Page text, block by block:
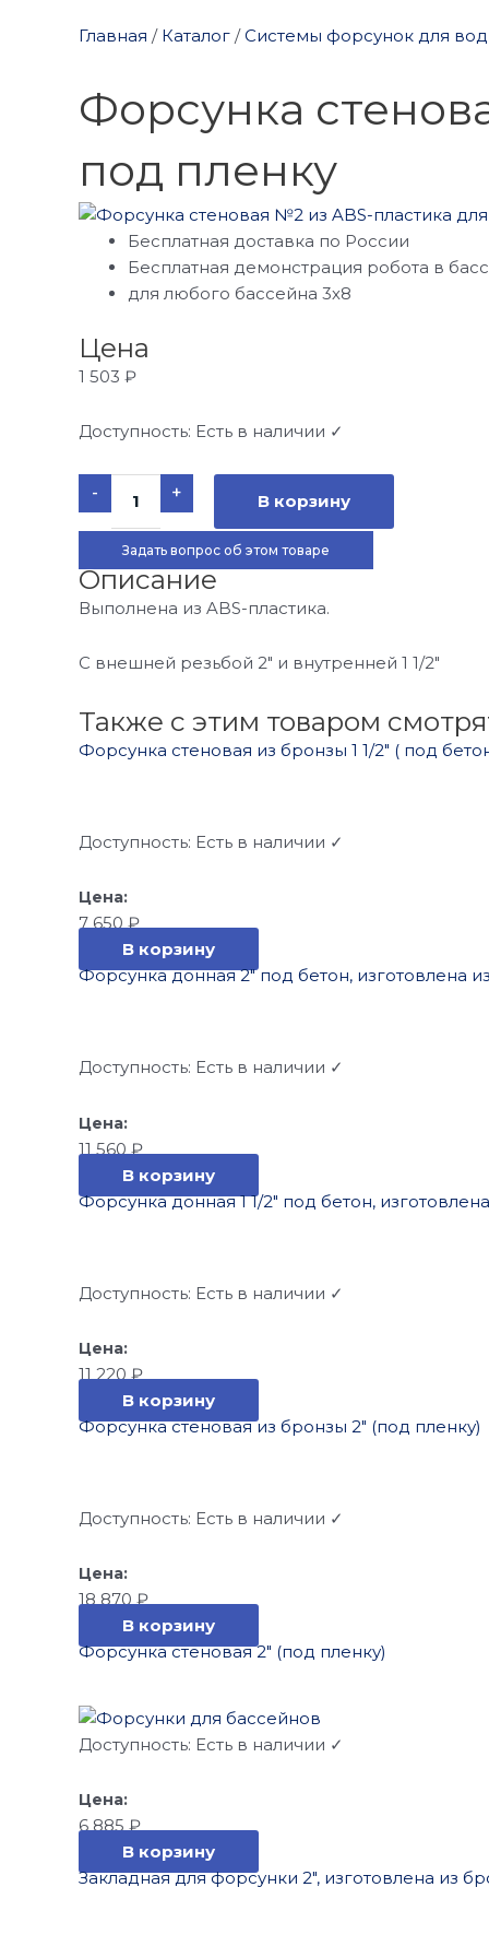
Главная / Каталог /Системы форсунок для
Форсунка
под пленку
Бесплатная доставка по России
Бесплатная демонстрация робота в
для любого бассейна 3х8
Цена
1 503 ₽
Доступность: Есть в наличии ✓
-
Количество
товара
Форсунка
стеновая
№2
ABS-
пластика
для
пленку
+ В корзину
Задать вопрос об этом товаре
Описание
Выполнена из ABS-пластика.
С внешней резьбой 2″ и внутренней 1 1/2″
Также с этим товаром
Форсунка стеновая из бронзы 1 1/2″ ( под
Доступность: Есть в наличии ✓
7 650₽
В корзину
Форсунка донная 2″ под бетон, изготовлена
Доступность: Есть в наличии ✓
11 560 ₽
В корзину
Форсунка донная 1 1/2″ под бетон,
Доступность: Есть в наличии ✓
11 220₽
В корзину
Форсунка стеновая из бронзы 2″ (под пленку)
Доступность: Есть в наличии ✓
18 870₽
В корзину
Форсунка стеновая 2″ (под пленку)
Доступность: Есть в наличии ✓
6 885₽
В корзину
Закладная для форсунки 2″, изготовлена из